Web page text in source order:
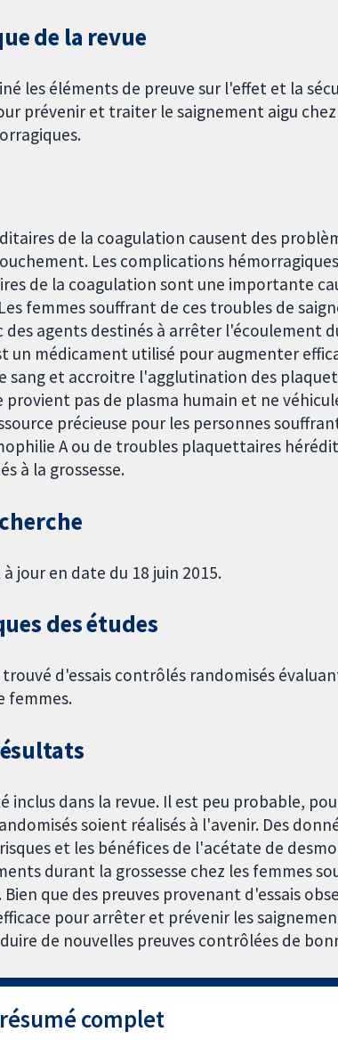
de la revue
les éléments de preuve sur l'effet et la
prévenir et traiter le saignement aigu
de la coagulation causent des
Les complications
de la coagulation sont une importante
femmes souffrant de ces troubles de
agents destinés à arrêter l'écoulement
un médicament utilisé pour augmenter
sang et accroitre l'agglutination des
provient pas de plasma humain et ne
précieuse pour les personnes
A ou de troubles plaquettaires
à la grossesse.
jour en date du 18 juin 2015.
des études
trouvé d'essais contrôlés randomisés
femmes.
inclus dans la revue. Il est peu probable,
soient réalisés à l'avenir. Des
et les bénéfices de l'acétate de
durant la grossesse chez les femmes
que des preuves provenant d'essais
pour arrêter et prévenir les
de nouvelles preuves contrôlées de
complet